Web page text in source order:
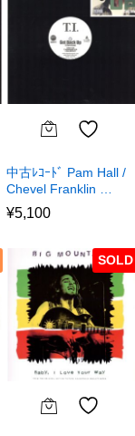
中古ﾚｺｰﾄﾞ Pam Hall /
Chevel Franklin …
¥5,100
SOLD